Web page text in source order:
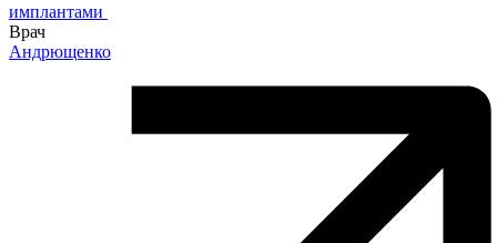
имплантами
Врач
Андрющенко